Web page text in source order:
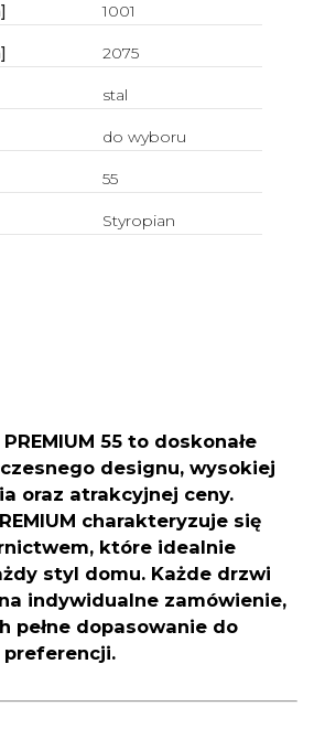
1001
2075
stal
do wyboru
55
Styropian
55 to doskonałe
designu, wysokiej
oraz atrakcyjnej ceny.
charakteryzuje się
które idealnie
styl domu. Każde drzwi
indywidualne zamówienie,
pełne dopasowanie do